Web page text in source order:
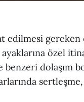
gereken
özel
benzeri dolaşım